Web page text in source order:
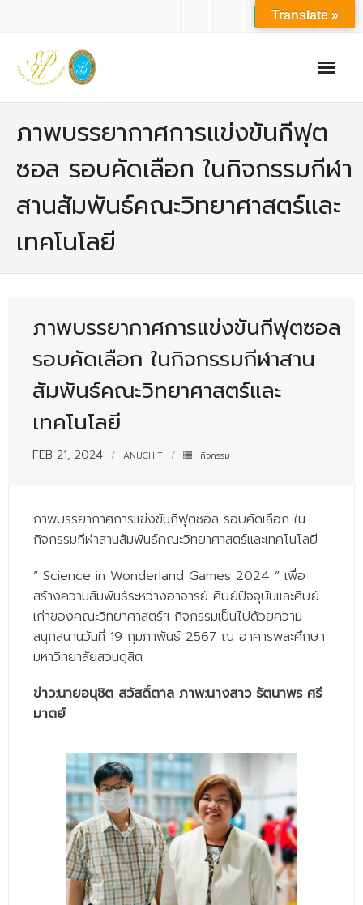
- ปรัชญาการจัดการศึกษา มหาวิทยาลัยสวนดุสิต
- ปรัชญา วิสัยทัศน์ พันธกิจ ของคณะ
- ประวัติความเป็นมาของคณะ
- - อาชีวอนามัยและความปลอดภัย
- - อนามัยสิ่งแวดล้อมและสาธารณภัย
- - วิทยาศาสตร์การแพทย์
- - ความมั่นคงปลอดภัยไซเบอร์
- - อุตสาหกรรมชีวภาพเพื่อธุรกิจ
- ศึกษาศาสตรบัณฑิต
- เทคโนโลยีบัณฑิต
- - เทคโนโลยีสารสนเทศ
ศูนย์บริการ
- ศูนย์เครื่องมือปฏิบัติการวิทยาศาสตร์
- ศูนย์สิ่งแวดล้อม
ภาพบรรยากาศการแข่งขันกีฟุต
ซอล รอบคัดเลือก ในกิจกรรมกีฬา
สานสัมพันธ์คณะวิทยาศาสตร์และ
เทคโนโลยี
ภาพบรรยากาศการแข่งขันกีฟุตซอล
รอบคัดเลือก ในกิจกรรมกีฬาสาน
สัมพันธ์คณะวิทยาศาสตร์และ
เทคโนโลยี
FEB 21, 2024 ANUCHIT กิจกรรม
ภาพบรรยากาศการแข่งขันกีฟุตซอล รอบคัดเลือก ใน
กิจกรรมกีฬาสานสัมพันธ์คณะวิทยาศาสตร์และเทคโนโลยี
” Science in Wonderland Games 2024 ” เพื่อ
สร้างความสัมพันธ์ระหว่างอาจารย์ ศิษย์ปัจจุบันและศิษย์
เก่าของคณะวิทยาศาสตร์ฯ กิจกรรมเป็นไปด้วยความ
สนุกสนานวันที่ 19 กุมภาพันธ์ 2567 ณ อาคารพละศึกษา
มหาวิทยาลัยสวนดุสิต
ข่าว:นายอนุชิต สวัสดิ์ตาล ภาพ:นางสาว รัตนาพร ศรี
มาตย์
Translate »